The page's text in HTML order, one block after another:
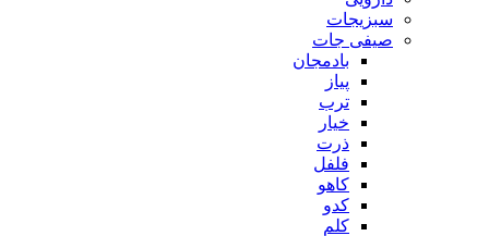
سبزیجات
صیفی جات
بادمجان
پیاز
ترب
خیار
ذرت
فلفل
کاهو
کدو
کلم